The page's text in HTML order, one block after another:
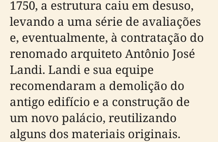
1750, a estrutura caiu em desuso,
levando a uma série de avaliações
e, eventualmente, à contratação do
renomado arquiteto Antônio José
Landi. Landi e sua equipe
recomendaram a demolição do
antigo edifício e a construção de
um novo palácio, reutilizando
alguns dos materiais originais.